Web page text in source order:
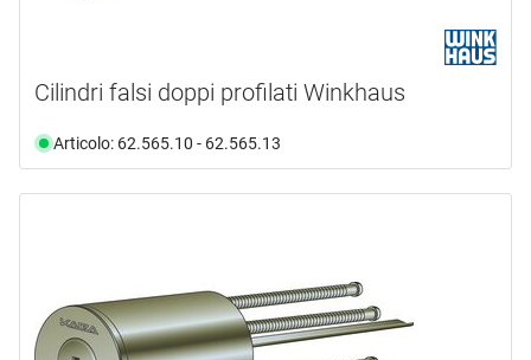
Cilindri falsi doppi profilati Winkhaus
Articolo: 62.565.10 - 62.565.13